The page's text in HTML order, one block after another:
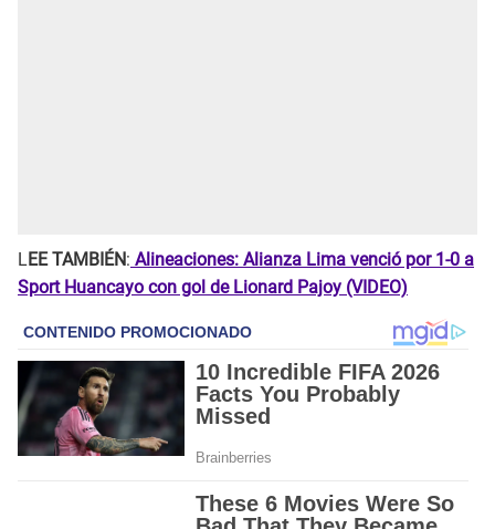
LEE TAMBIÉN: Alineaciones: Alianza Lima venció por 1-0 a
Sport Huancayo con gol de Lionard Pajoy (VIDEO)